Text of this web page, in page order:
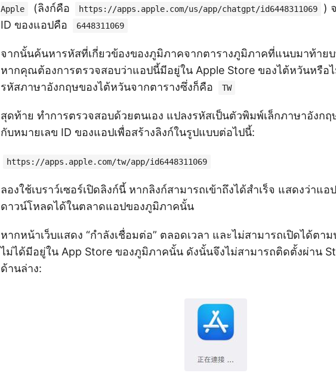
Apple
(ลิงก์คือ https://apps.apple.com/us/app/chatgpt/id6448311069
)
ID ของแอปคือ
6448311069
จากนั้นค้นหารหัสที่เกี่ยวข้องของภูมิภาคจากตารางภูมิภาคที่แนบมาท้าย
หากคุณต้องการตรวจสอบว่าแอปนี้มีอยู่ใน Apple Store ของไต้หวันหรื
รหัสภาษาอังกฤษของไต้หวันจากตารางซึ่งก็คือ
TW
สุดท้าย ทำการตรวจสอบด้วยตนเอง แปลงรหัสเป็นตัวพิมพ์เล็กภาษาอังกฤ
กับหมายเลข ID ของแอปเพื่อสร้างลิงก์ในรูปแบบต่อไปนี้:
https://apps.apple.com/tw/app/id6448311069
ลองใช้เบราว์เซอร์เปิดลิงก์นี้ หากลิงก์สามารถเข้าถึงได้สำเร็จ แสดงว่าแ
ดาวน์โหลดได้ในตลาดแอปของภูมิภาคนั้น
หากหน้าเว็บแสดง “กำลังเชื่อมต่อ” ตลอดเวลา และไม่สามารถเปิดได้ตา
ไม่ได้มีอยู่ใน App Store ของภูมิภาคนั้น ดังนั้นจึงไม่สามารถติดตั้งผ่าน
ด้านล่าง: